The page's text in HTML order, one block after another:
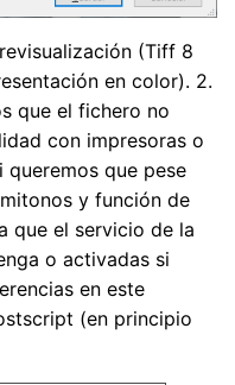
(Tiff 8
en color). 2.
que el fichero no
con impresoras o
que pese
y función de
que el servicio de la
o activadas si
en este
(en principio